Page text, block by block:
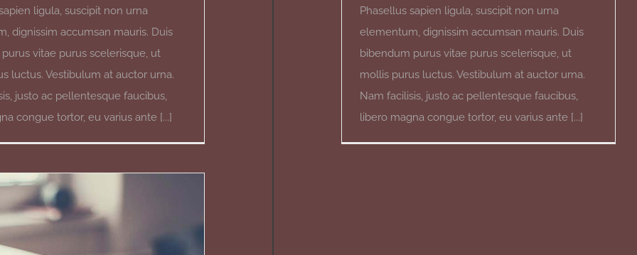
ligula, suscipit non urna
dignissim accumsan mauris. Duis
vitae purus scelerisque, ut
luctus. Vestibulum at auctor urna.
justo ac pellentesque faucibus,
congue tortor, eu varius ante [...]
Phasellus sapien ligula, suscipit non urna
elementum, dignissim accumsan mauris. Duis
bibendum purus vitae purus scelerisque, ut
mollis purus luctus. Vestibulum at auctor urna.
Nam facilisis, justo ac pellentesque faucibus,
libero magna congue tortor, eu varius ante [...]